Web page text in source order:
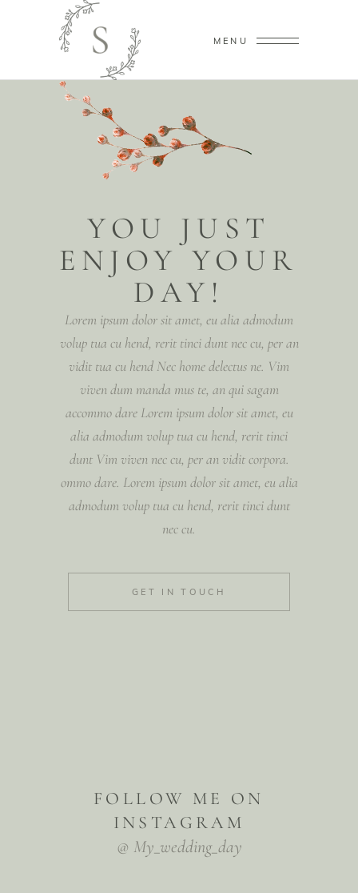
MENU
YOU JUST
ENJOY YOUR
DAY!
Lorem ipsum dolor sit amet, eu alia admodum
volup tua cu hend, rerit tinci dunt nec cu, per an
vidit tua cu hend Nec home delectus ne. Vim
viven dum manda mus te, an qui sagam
accommo dare Lorem ipsum dolor sit amet, eu
alia admodum volup tua cu hend, rerit tinci
dunt Vim viven nec cu, per an vidit corpora.
ommo dare. Lorem ipsum dolor sit amet, eu alia
admodum volup tua cu hend, rerit tinci dunt
nec cu.
GET IN TOUCH
FOLLOW ME ON
INSTAGRAM
@ My_wedding_day